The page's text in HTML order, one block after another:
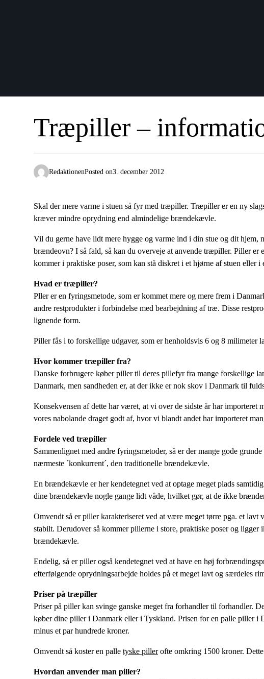
Træpiller –
RedaktionenPosted on3. december 2012
Skal der mere varme i stuen så fyr med træpiller. Træpiller er en ny
kræver mindre oprydning end almindelige brændekævle.
Vil du gerne have lidt mere hygge og varme ind i din stue og dit hjem,
brændeovn? I så fald, så kan du overveje at anvende træpiller. Piller er
kommer i praktiske poser, som kan stå diskret i et hjørne af stuen eller i
Hvad er træpiller?
Pller er en fyringsmetode, som er kommet mere og mere frem i
andre restprodukter i forbindelse med bearbejdning af træ. Disse
lignende form.
Piller fås i to forskellige udgaver, som er henholdsvis 6 og 8 milimeter
Hvor kommer træpiller fra?
Danske forbrugere køber piller til deres pillefyr fra mange forskellige
Danmark, men sandheden er, at der ikke er nok skov i Danmark til
Konsekvensen af dette har været, at vi over de sidste år har
vores nabolande draget godt af, hvor vi blandt andet har importeret
Fordele ved træpiller
Sammenlignet med andre fyringsmetoder, så er der mange gode
nærmeste ´konkurrent´, den traditionelle brændekævle.
En brændekævle er her kendetegnet ved at optage meget plads
dine brændekævle nogle gange lidt våde, hvilket gør, at de ikke
Omvendt så er piller karakteriseret ved at være meget tørre pga. et
stabilt. Derudover så kommer pillerne i store, praktiske poser og
brændekævle.
Endelig, så er piller også kendetegnet ved at have en høj
efterfølgende oprydningsarbejde holdes på et meget lavt og særdeles
Priser på træpiller
Priser på piller kan svinge ganske meget fra forhandler til forhandler.
køber dine piller i Danmark eller i Tyskland. Prisen for en palle piller
minus et par hundrede kroner.
Omvendt så koster en palle tyske pillerofte omkring 1500 kroner.
Hvordan anvender man piller?